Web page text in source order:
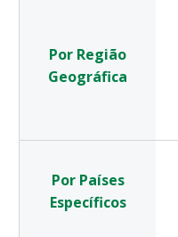
Por Região
Geográfica
Por Países
Específicos